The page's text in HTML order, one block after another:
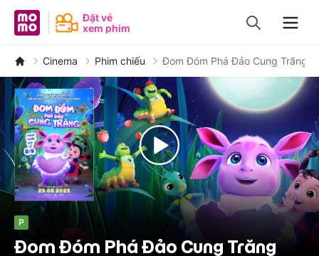
MoMo - Ứng dụng tài chính
Đặt vé
xem phim
Cinema Phim chiếu Đom Đóm Phá Đảo Cung Trăng
P
Đom Đóm Phá Đảo Cung Trăng